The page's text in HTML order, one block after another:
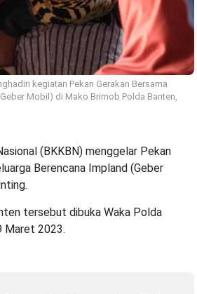
kegiatan Pekan Gerakan Bersama
Mobil) di Mako Brimob Polda Banten,
(BKKBN) menggelar Pekan
Berencana Impland (Geber
tersebut dibuka Waka Polda
Maret 2023.